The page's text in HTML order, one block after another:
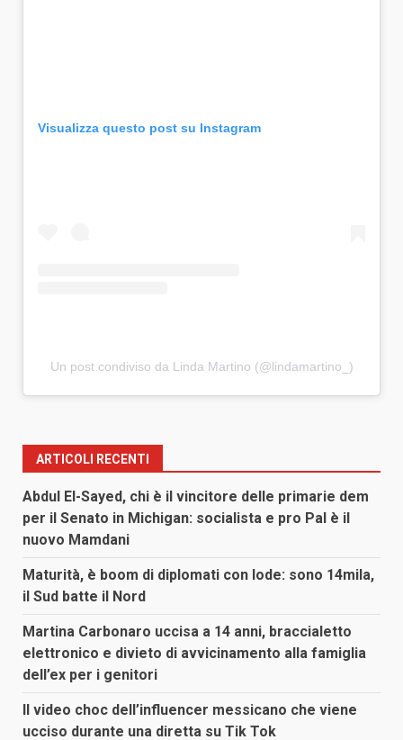
Visualizza questo post su Instagram
Un post condiviso da Linda Martino (@lindamartino_)
ARTICOLI RECENTI
Abdul El-Sayed, chi è il vincitore delle primarie dem
per il Senato in Michigan: socialista e pro Pal è il
nuovo Mamdani
Maturità, è boom di diplomati con lode: sono 14mila,
il Sud batte il Nord
Martina Carbonaro uccisa a 14 anni, braccialetto
elettronico e divieto di avvicinamento alla famiglia
dell’ex per i genitori
Il video choc dell’influencer messicano che viene
ucciso durante una diretta su Tik Tok